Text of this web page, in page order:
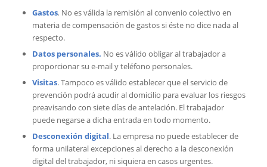
Gastos. No es válida la remisión al convenio colectivo en
materia de compensación de gastos si éste no dice nada al
respecto.
Datos personales. No es válido obligar al trabajador a
proporcionar su e-mail y teléfono personales.
Visitas. Tampoco es válido establecer que el servicio de
prevención podrá acudir al domicilio para evaluar los riesgos
preavisando con siete días de antelación. El trabajador
puede negarse a dicha entrada en todo momento.
Desconexión digital. La empresa no puede establecer de
forma unilateral excepciones al derecho a la desconexión
digital del trabajador, ni siquiera en casos urgentes.